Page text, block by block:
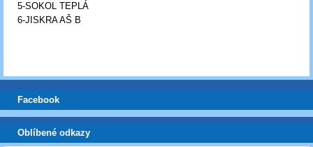
5-SOKOL TEPLÁ
6-JISKRA AŠ B
Facebook
Oblíbené odkazy